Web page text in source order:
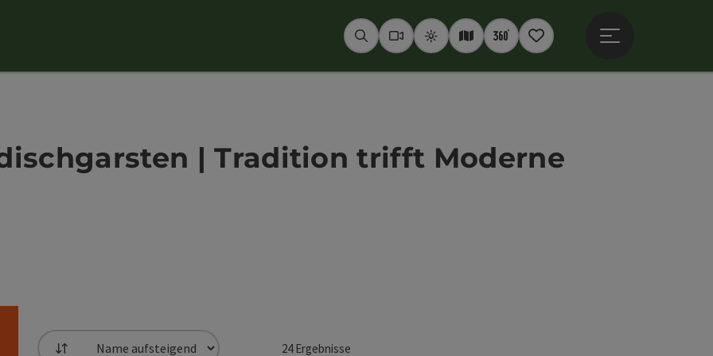
SuchenWebcams
WetterInteraktive Karte
360° Panoramen
Merkzettel
| Tradition trifft Moderne
24Ergebnisse